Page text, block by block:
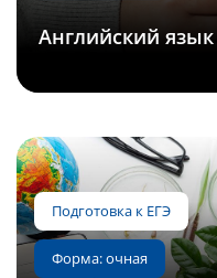
НИОКР
Форма: очная
Английский язык